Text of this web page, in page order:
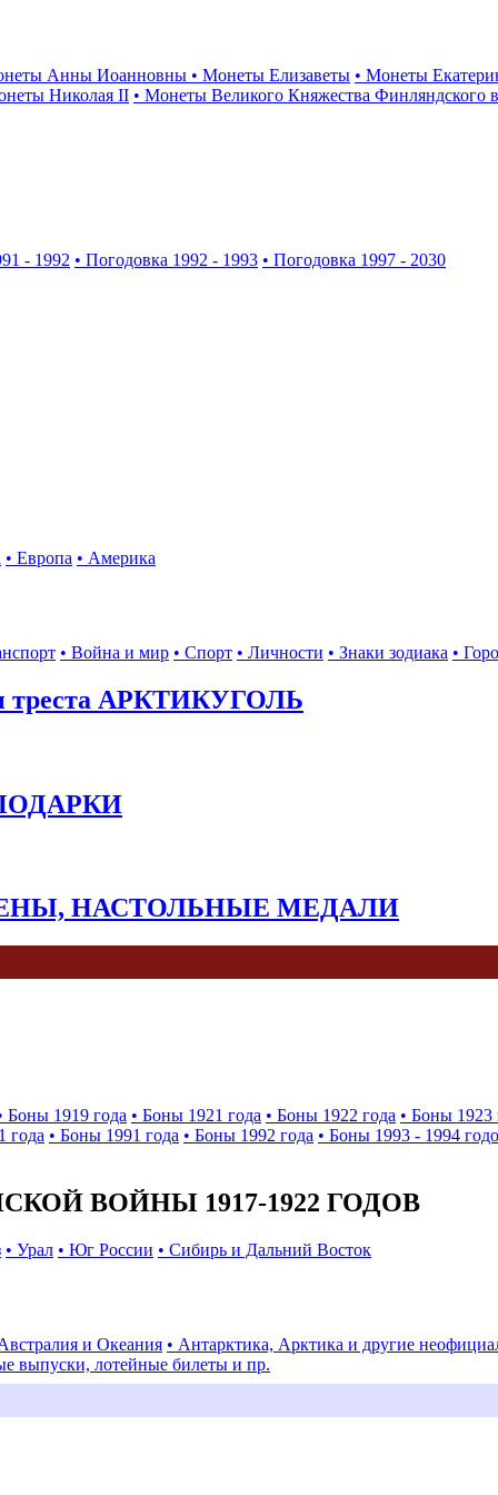
Анны Иоанновны • Монеты Елизаветы • Монеты
Николая II • Монеты Великого Княжества Финляндского
- 1992 • Погодовка 1992 - 1993 • Погодовка 1997 - 2030
• Европа • Америка
• Война и мир • Спорт • Личности • Знаки зодиака •
треста АРКТИКУГОЛЬ
НАСТОЛЬНЫЕ МЕДАЛИ
Боны 1919 года • Боны 1921 года • Боны 1922 года • Боны 1923
года • Боны 1991 года • Боны 1992 года • Боны 1993 - 1994
ВОЙНЫ 1917-1922 ГОДОВ
• Урал • Юг России • Сибирь и Дальний Восток
и Океания • Антарктика, Арктика и другие
выпуски, лотейные билеты и пр.